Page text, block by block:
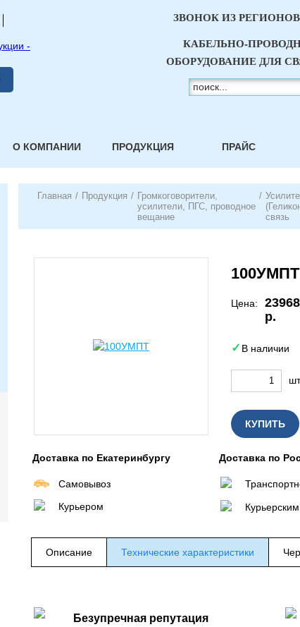
ЗВОНОК ИЗ
КАБЕЛЬНО-
ОБОРУДОВАНИЕ ДЛЯ
О КОМПАНИИ ПРОДУКЦИЯ ПРАЙС
Главная / Продукция / Громкоговорители,
усилители, ПГС, проводное
вещание
/
связь
100УМПТ
Цена:
р.
В наличии
шт
КУПИТЬ
Доставка по Екатеринбургу
Самовывоз
Курьером
Доставка по
Описание Технические характеристики
Безупречная репутация